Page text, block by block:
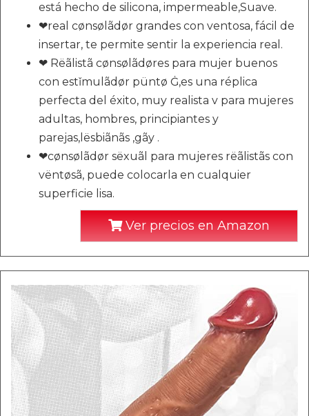
está hecho de silicona, impermeable,Suave.
❤real cønsølãdør grandes con ventosa, fácil de
insertar, te permite sentir la experiencia real.
❤ Rëãlistã cønsølãdøres para mujer buenos
con estǐmulãdør püntø Ġ,es una réplica
perfecta del éxito, muy realista v para mujeres
adultas, hombres, principiantes y
parejas,lësbiãnãs ,gãy .
❤cønsølãdør sëxuãl para mujeres rëãlistãs con
vëntøsã, puede colocarla en cualquier
superficie lisa.
Ver precios en Amazon